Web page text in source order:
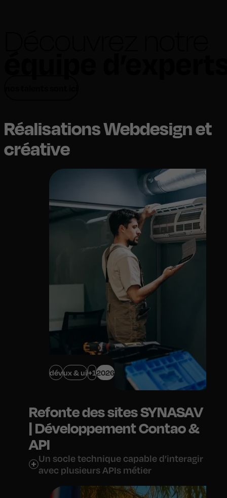
Réalisations Webdesign et
créative
dévux & ui+12026
Refonte des sites SYNASAV
| Développement Contao &
API
Un socle technique capable d’interagir
avec plusieurs APIs métier